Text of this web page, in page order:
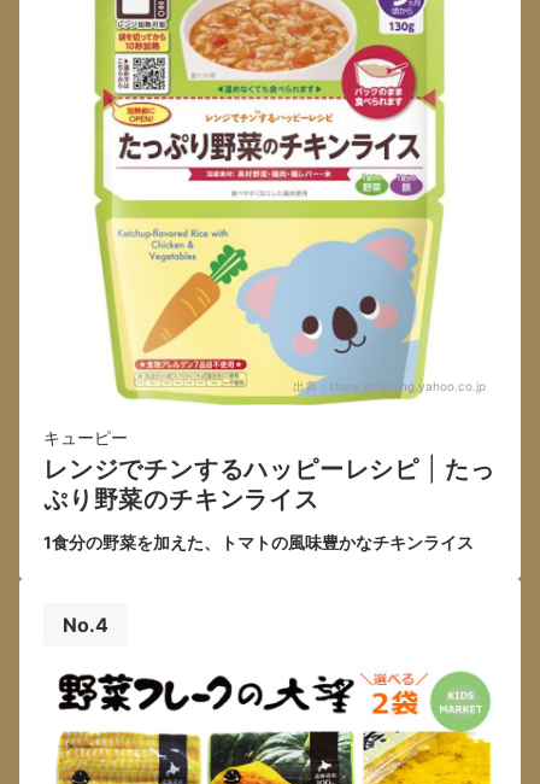
出典：store.shopping.yahoo.co.jp
キューピー
レンジでチンするハッピーレシピ
たっ
ぷり野菜のチキンライス
1食分の野菜を加えた、トマトの風味豊かなチキンライス
No.4